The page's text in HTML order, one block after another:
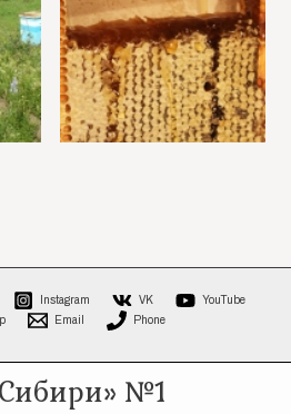
Instagram VK
YouTube
Email Phone
№1